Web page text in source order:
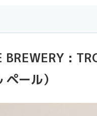
BREWERY :
ール）